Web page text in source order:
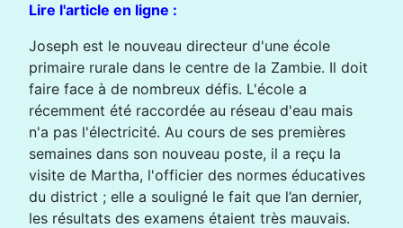
Lire l'article en ligne :
Joseph est le nouveau directeur d'une école
primaire rurale dans le centre de la Zambie. Il doit
faire face à de nombreux défis. L'école a
récemment été raccordée au réseau d'eau mais
n'a pas l'électricité. Au cours de ses premières
semaines dans son nouveau poste, il a reçu la
visite de Martha, l'officier des normes éducatives
du district ; elle a souligné le fait que l’an dernier,
les résultats des examens étaient très mauvais.